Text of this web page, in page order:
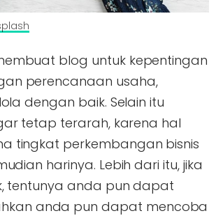
blog untuk kepentingan
perencanaan usaha,
dengan baik. Selain itu
tetap terarah, karena hal
tingkat perkembangan bisnis
harinya. Lebih dari itu, jika
tentunya anda pun dapat
anda pun dapat mencoba